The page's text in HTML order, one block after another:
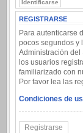
REGISTRARSE
Para autenticarse
pocos segundos y
Administración del
los usuarios
familiarizado con
Por favor lea las
Condiciones de
Registrarse